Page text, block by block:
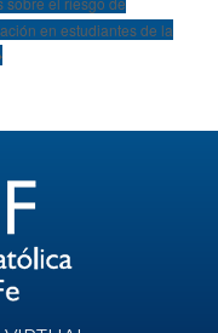
en estudiantes de la